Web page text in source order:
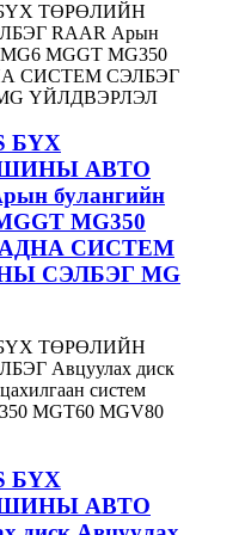
БҮХ
АВТО
булангийн
MG350
СИСТЕМ
СЭЛБЭГ MG
БҮХ
АВТО